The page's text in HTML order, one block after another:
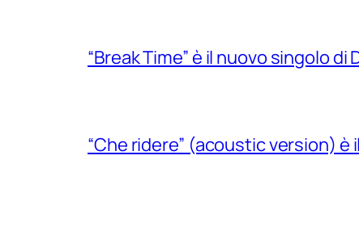
“Break Time” è il nuovo singolo
“Che ridere” (acoustic version)